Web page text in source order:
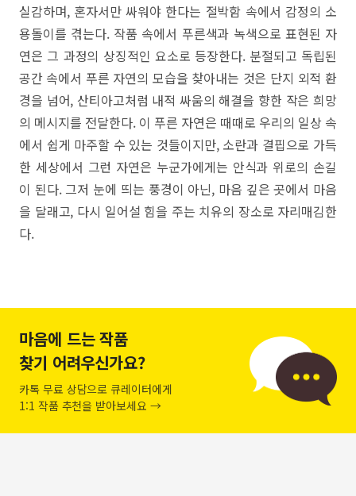
실감하며, 혼자서만 싸워야 한다는 절박함 속에서 감정의 소
용돌이를 겪는다. 작품 속에서 푸른색과 녹색으로 표현된 자
연은 그 과정의 상징적인 요소로 등장한다. 분절되고 독립된
공간 속에서 푸른 자연의 모습을 찾아내는 것은 단지 외적 환
경을 넘어, 산티아고처럼 내적 싸움의 해결을 향한 작은 희망
의 메시지를 전달한다. 이 푸른 자연은 때때로 우리의 일상 속
에서 쉽게 마주할 수 있는 것들이지만, 소란과 결핍으로 가득
한 세상에서 그런 자연은 누군가에게는 안식과 위로의 손길
이 된다. 그저 눈에 띄는 풍경이 아닌, 마음 깊은 곳에서 마음
을 달래고, 다시 일어설 힘을 주는 치유의 장소로 자리매김한
다.
마음에 드는 작품
찾기 어려우신가요?
카톡 무료 상담으로 큐레이터에게
1:1 작품 추천을 받아보세요 →